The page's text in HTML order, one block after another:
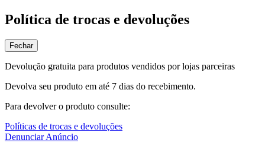
Política de trocas e devoluções
Fechar
Devolução gratuita para produtos vendidos por lojas parceiras
Devolva seu produto em até 7 dias do recebimento.
Para devolver o produto consulte:
Políticas de trocas e devoluções
Denunciar Anúncio